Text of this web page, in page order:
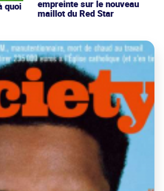
quoi
empreinte sur le nouveau
maillot du Red Star